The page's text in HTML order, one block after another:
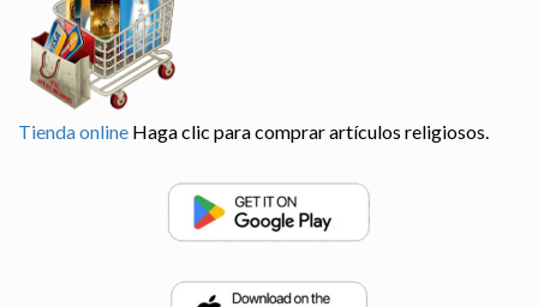
Tienda online Haga clic para comprar artículos religiosos.